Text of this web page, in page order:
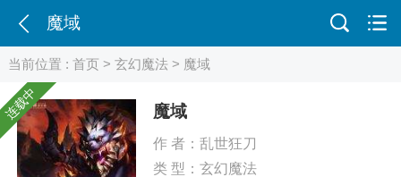
魔域
当前位置 :首页 >玄幻魔法 > 魔域
连载中 魔域
作 者： 乱世狂刀
类 型： 玄幻魔法